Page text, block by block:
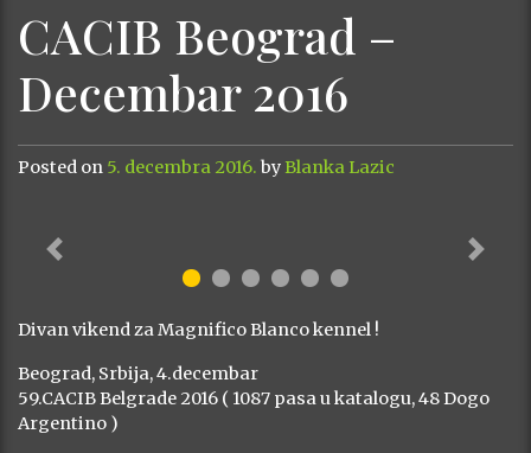
CACIB Beograd –
Decembar 2016
Posted on 5. decembra 2016. by Blanka Lazic
Previous Next
Divan vikend za Magnifico Blanco kennel !
Beograd, Srbija, 4.decembar
59.CACIB Belgrade 2016 ( 1087 pasa u katalogu, 48 Dogo
Argentino )